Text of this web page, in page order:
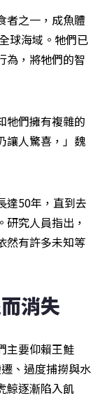
者之一，成魚體
球海域。牠們已
為，將牠們的智
牠們擁有複雜的
讓人驚喜，」魏
達50年，直到去
究人員指出，
然有許多未知等
消失
主要仰賴王鮭
、過度捕撈與水
鯨逐漸陷入飢